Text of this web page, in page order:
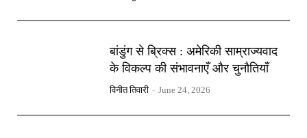
बांडुंग से ब्रिक्स : अमेरिकी साम्राज्यवाद
के विकल्प की संभावनाएँ और चुनौतियाँ
विनीत तिवारी - June 24, 2026